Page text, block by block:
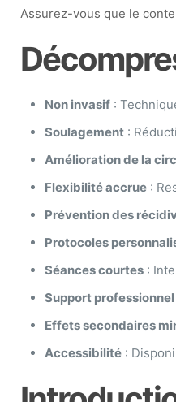
Assurez-vous que le
Non invasif :
Soulagement :
Amélioration de la
Flexibilité accrue :
Prévention des
Protocoles
Séances courtes :
Support professionnel
Effets secondaires
Accessibilité :